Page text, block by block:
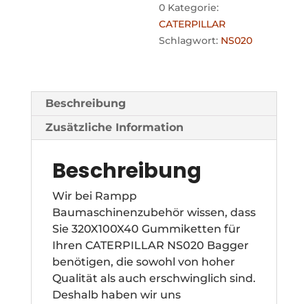
0 Kategorie:
CATERPILLAR
Schlagwort: NS020
Beschreibung
Zusätzliche Information
Beschreibung
Wir bei Rampp
Baumaschinenzubehör wissen, dass
Sie 320X100X40 Gummiketten für
Ihren CATERPILLAR NS020 Bagger
benötigen, die sowohl von hoher
Qualität als auch erschwinglich sind.
Deshalb haben wir uns